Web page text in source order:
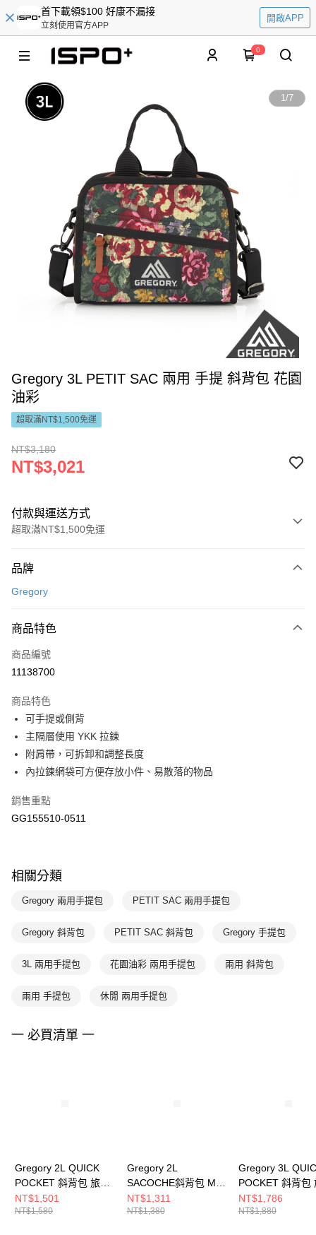
首下載領$100 好康不漏接
立刻使用官方APP
開啟APP
0
1/7
Gregory 3L PETIT SAC 兩用 手提 斜背包 花園
油彩
超取滿NT$1,500免運
NT$3,180
NT$3,021
付款與運送方式
超取滿NT$1,500免運
信用卡一次付款
Apple Pay
悠遊付
7-11取貨(快速到店)
每筆NT$100，滿NT$1,500(含以上)免運費
宅配-本島
每筆NT$100，滿NT$1,500(含以上)免運費
品牌
Gregory
商品特色
商品編號
11138700
商品特色
可手提或側背
主隔層使用 YKK 拉鍊
附肩帶，可拆卸和調整長度
內拉鍊網袋可方便存放小件、易散落的物品
銷售重點
GG155510-0511
相關分類
Gregory 兩用手提包 PETIT SAC 兩用手提包
Gregory 斜背包 PETIT SAC 斜背包 Gregory 手提包
3L 兩用手提包 花園油彩 兩用手提包 兩用 斜背包
兩用 手提包 休閒 兩用手提包
一 必買清單 一
Gregory 2L QUICK
POCKET 斜背包 旅行
小包 花園油彩
NT$1,501
NT$1,580
Gregory 2L
SACOCHE斜背包 M
花園油彩
NT$1,311
NT$1,380
Gregory 3L
POCKET 斜背包
小包 花園油彩
NT$1,786
NT$1,880